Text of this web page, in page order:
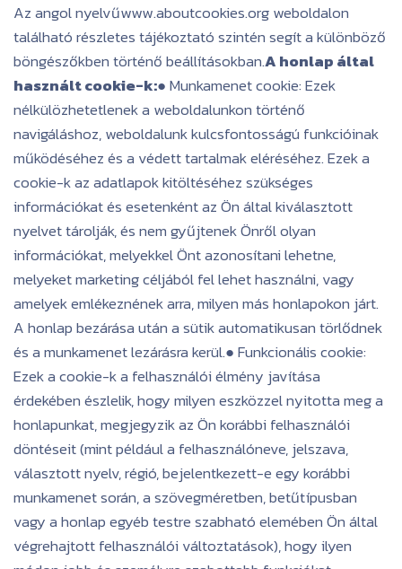
Az angol nyelvűwww.aboutcookies.org weboldalon
található részletes tájékoztató szintén segít a különböző
böngészőkben történő beállításokban.A honlap által
használt cookie-k:● Munkamenet cookie: Ezek
nélkülözhetetlenek a weboldalunkon történő
navigáláshoz, weboldalunk kulcsfontosságú funkcióinak
működéséhez és a védett tartalmak eléréséhez. Ezek a
cookie-k az adatlapok kitöltéséhez szükséges
információkat és esetenként az Ön által kiválasztott
nyelvet tárolják, és nem gyűjtenek Önről olyan
információkat, melyekkel Önt azonosítani lehetne,
melyeket marketing céljából fel lehet használni, vagy
amelyek emlékeznének arra, milyen más honlapokon járt.
A honlap bezárása után a sütik automatikusan törlődnek
és a munkamenet lezárásra kerül.● Funkcionális cookie:
Ezek a cookie-k a felhasználói élmény javítása
érdekében észlelik, hogy milyen eszközzel nyitotta meg a
honlapunkat, megjegyzik az Ön korábbi felhasználói
döntéseit (mint például a felhasználóneve, jelszava,
választott nyelv, régió, bejelentkezett-e egy korábbi
munkamenet során, a szövegméretben, betűtípusban
vagy a honlap egyéb testre szabható elemében Ön által
végrehajtott felhasználói változtatások), hogy ilyen